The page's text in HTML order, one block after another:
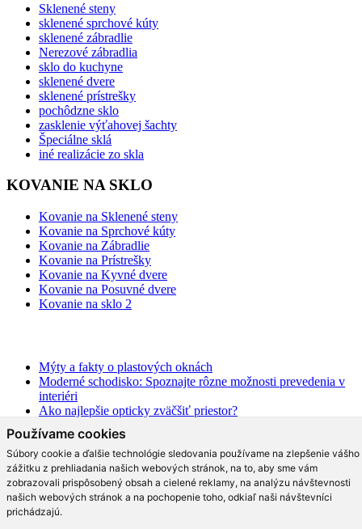
Používame cookies
Súbory cookie a ďalšie technológie sledovania používame na zlepšenie vášho
zážitku z prehliadania našich webových stránok, na to, aby sme vám
zobrazovali prispôsobený obsah a cielené reklamy, na analýzu návštevnosti
našich webových stránok a na pochopenie toho, odkiaľ naši návštevníci
prichádzajú.
Sklenené steny
sklenené sprchové kúty
sklenené zábradlie
Nerezové zábradlia
sklo do kuchyne
sklenené dvere
sklenené prístrešky
pochôdzne sklo
zasklenie výťahovej šachty
Špeciálne sklá
iné realizácie zo skla
KOVANIE NA SKLO
Kovanie na Sklenené steny
Kovanie na Sprchové kúty
Kovanie na Zábradlie
Kovanie na Prístrešky
Kovanie na Kyvné dvere
Kovanie na Posuvné dvere
Kovanie na sklo 2
Mýty a fakty o plastových oknách
Moderné schodisko: Spoznajte rôzne možnosti prevedenia v
interiéri
Ako najlepšie opticky zväčšiť priestor?
Na čo slúži hliníková pergola a aké má výhody?
Ako efektne a prakticky predeliť akýkoľvek priestor?
Aké trendy prináša moderná kuchyňa?
Čo radia dizajnéri o skle v interiéri?
Prečo tieto dizajnové sklenené kreácie v kuchyni berú dych?
Moderné sklenené riešenia, ktoré vás rozhodne oslovia!
Čo by nemalo v modernom bývaní chýbať